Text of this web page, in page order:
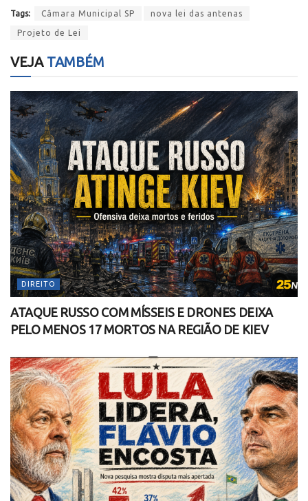
Tags: Câmara Municipal SP nova lei das antenas
Projeto de Lei
VEJATAMBÉM
DIREITO
ATAQUE RUSSO COM MÍSSEIS E DRONES DEIXA
PELO MENOS 17 MORTOS NA REGIÃO DE KIEV